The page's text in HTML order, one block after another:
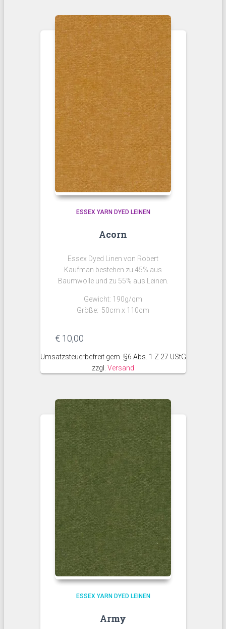
ESSEX YARN DYED LEINEN
Acorn
Essex Dyed Linen von Robert
Kaufman bestehen zu 45% aus
Baumwolle und zu 55% aus Leinen.
Gewicht: 190g/qm
Größe: 50cm x 110cm
€ 10,00
Umsatzsteuerbefreit gem. §6 Abs. 1 Z 27 UStG
zzgl. Versand
ESSEX YARN DYED LEINEN
Army